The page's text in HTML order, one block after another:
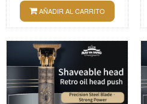
AÑADIR AL CARRITO